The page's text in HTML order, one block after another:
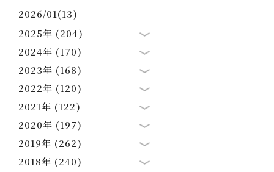
2026/01(13)
2025年 (204)
2024年 (170)
2023年 (168)
2022年 (120)
2021年 (122)
2020年 (197)
2019年 (262)
2018年 (240)